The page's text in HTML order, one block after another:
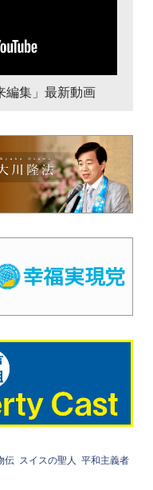
編集」最新動画
伝 スイスの聖人 平和主義者